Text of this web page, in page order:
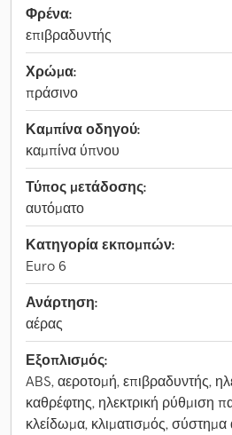
Φρένα:
επιβραδυντής
Χρώμα:
πράσινο
Καμπίνα οδηγού:
καμπίνα ύπνου
Τύπος μετάδοσης:
αυτόματο
Κατηγορία εκπομπών:
Euro 6
Ανάρτηση:
αέρας
Εξοπλισμός:
ABS, αεροτομή, επιβραδυντής,
καθρέφτης, ηλεκτρική ρύθμιση
κλείδωμα, κλιματισμός,